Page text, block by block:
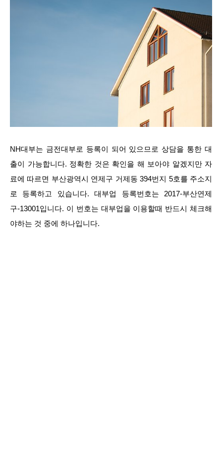
NH대부는 금전대부로 등록이 되어 있으므로 상담을 통한 대
출이 가능합니다. 정확한 것은 확인을 해 보아야 알겠지만 자
료에 따르면 부산광역시 연제구 거제동 394번지 5호를 주소지
로 등록하고 있습니다. 대부업 등록번호는 2017-부산연제
구-13001입니다. 이 번호는 대부업을 이용할때 반드시 체크해
야하는 것 중에 하나입니다.